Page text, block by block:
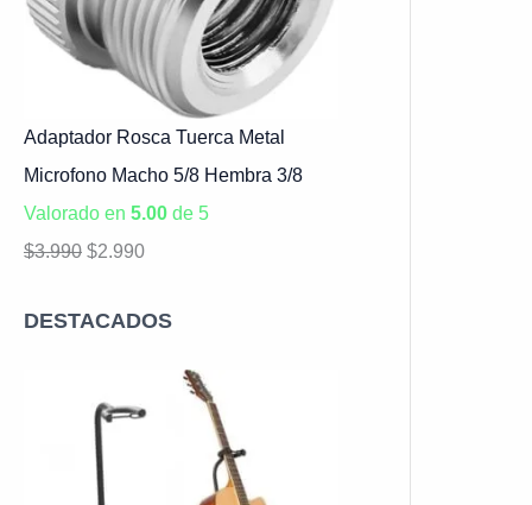
Adaptador Rosca Tuerca Metal
Microfono Macho 5/8 Hembra 3/8
Valorado en 5.00 de 5
$3.990 $2.990
DESTACADOS